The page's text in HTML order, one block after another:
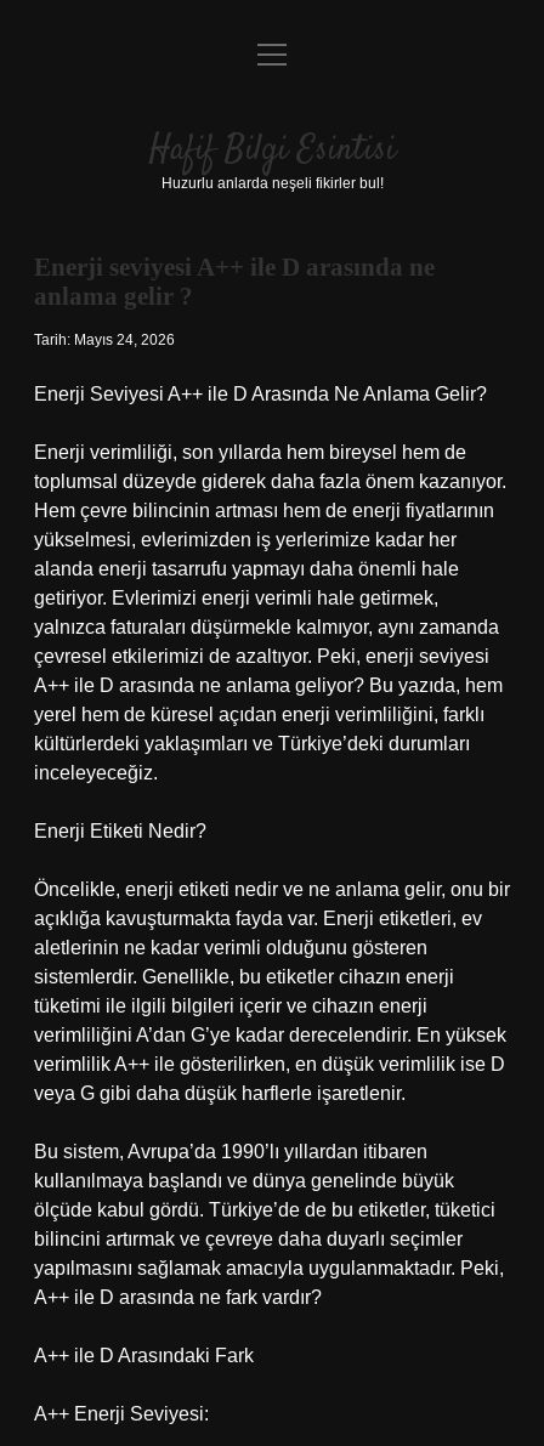
Anasayfa
Yasal Uyarı
menüyü
Hafif Bilgi Esintisi
Huzurlu anlarda neşeli fikirler bul!
Enerji seviyesi A++ ile D arasında ne
anlama gelir ?
Tarih: Mayıs 24, 2026
Enerji Seviyesi A++ ile D Arasında Ne Anlama Gelir?
Enerji verimliliği, son yıllarda hem bireysel hem de
toplumsal düzeyde giderek daha fazla önem kazanıyor.
Hem çevre bilincinin artması hem de enerji fiyatlarının
yükselmesi, evlerimizden iş yerlerimize kadar her
alanda enerji tasarrufu yapmayı daha önemli hale
getiriyor. Evlerimizi enerji verimli hale getirmek,
yalnızca faturaları düşürmekle kalmıyor, aynı zamanda
çevresel etkilerimizi de azaltıyor. Peki, enerji seviyesi
A++ ile D arasında ne anlama geliyor? Bu yazıda, hem
yerel hem de küresel açıdan enerji verimliliğini, farklı
kültürlerdeki yaklaşımları ve Türkiye’deki durumları
inceleyeceğiz.
Enerji Etiketi Nedir?
Öncelikle, enerji etiketi nedir ve ne anlama gelir, onu bir
açıklığa kavuşturmakta fayda var. Enerji etiketleri, ev
aletlerinin ne kadar verimli olduğunu gösteren
sistemlerdir. Genellikle, bu etiketler cihazın enerji
tüketimi ile ilgili bilgileri içerir ve cihazın enerji
verimliliğini A’dan G’ye kadar derecelendirir. En yüksek
verimlilik A++ ile gösterilirken, en düşük verimlilik ise D
veya G gibi daha düşük harflerle işaretlenir.
Bu sistem, Avrupa’da 1990’lı yıllardan itibaren
kullanılmaya başlandı ve dünya genelinde büyük
ölçüde kabul gördü. Türkiye’de de bu etiketler, tüketici
bilincini artırmak ve çevreye daha duyarlı seçimler
yapılmasını sağlamak amacıyla uygulanmaktadır. Peki,
A++ ile D arasında ne fark vardır?
A++ ile D Arasındaki Fark
A++ Enerji Seviyesi: